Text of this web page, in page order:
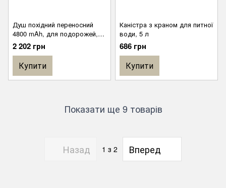
Душ похідний переносний
4800 mAh, для подорожей,
кемпінгу. Автономний
компактний душ із
вбудованим аккамулятором
2 202 грн
Купити
Каністра з краном для питної
води, 5 л
686 грн
Купити
Показати ще 9 товарів
Назад 1 з 2 Вперед